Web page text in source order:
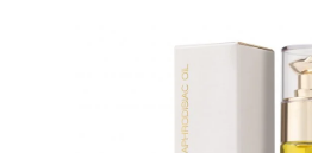
hviezdičiek.